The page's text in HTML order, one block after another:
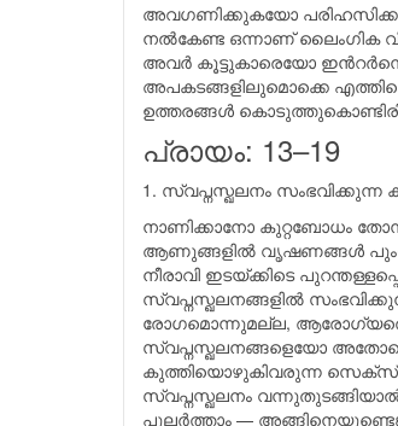
അവഗണിക്കുകയോ
നല്‍കേണ്ട ഒന്നാണ് ലൈംഗിക
അവര്‍ കൂട്ടുകാരെയോ
അപകടങ്ങളിലുമൊക്കെ
ഉത്തരങ്ങള്‍
പ്രായം: 13–19
1. സ്വപ്നസ്ഖലനം
നാണിക്കാനോ കുറ്റബോധം
ആണുങ്ങളില്‍ വൃഷണങ്ങള്‍
നീരാവി ഇടയ്ക്കിടെ
സ്വപ്നസ്ഖലനങ്ങളില്‍
രോഗമൊന്നുമല്ല,
സ്വപ്നസ്ഖലനങ്ങളെയോ
കുത്തിയൊഴുകിവരുന്ന സെക്സ്
സ്വപ്നസ്ഖലനം
പുലര്‍ത്താം —